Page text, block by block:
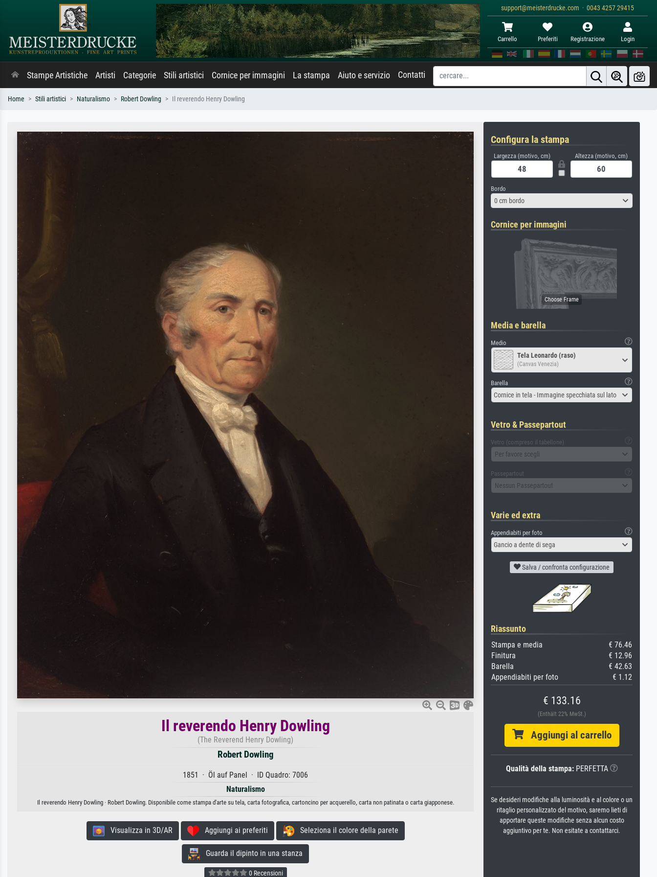
support@meisterdrucke.com · 0043 4257 29415
Carrello Preferiti Registrazione Login
Stampe Artistiche Artisti Categorie Stili artistici Cornice per immagini La stampa Aiuto e servizio Contatti
Home Stili artistici Naturalismo Robert Dowling Il reverendo Henry Dowling
Il reverendo Henry Dowling
(The Reverend Henry Dowling)
Robert Dowling
1851 · Öl auf Panel · ID Quadro: 7006
Naturalismo
Il reverendo Henry Dowling · Robert Dowling. Disponibile come stampa d'arte su tela, carta fotografica, cartoncino per acquerello, carta non patinata o carta giapponese.
Visualizza in 3D/AR Aggiungi ai preferiti Seleziona il colore della parete
Guarda il dipinto in una stanza
0 Recensioni
Configura la stampa
Largezza (motivo, cm) Altezza (motivo, cm)
Bordo
0 cm bordo
Cornice per immagini
Media e barella
Medio
Tela Leonardo (raso)
(Canvas Venezia)
Barella
Cornice in tela - Immagine specchiata sul lato
Vetro & Passepartout
Vetro (compreso il tabellone)
Per favore scegli
Passepartout
Nessun Passepartout
Varie ed extra
Appendiabiti per foto
Gancio a dente di sega
Salva / confronta configurazione
Riassunto
Stampa e media
€ 76.46
Finitura
€ 12.96
Barella
€ 42.63
Appendiabiti per foto
€ 1.12
€ 133.16
(Enthält 22% MwSt.)
Aggiungi al carrello
Qualità della stampa:PERFETTA
Se desideri modifiche alla luminosità e al colore o un
ritaglio personalizzato del motivo, saremo lieti di
apportare queste modifiche senza alcun costo
aggiuntivo per te. Non esitate a contattarci.